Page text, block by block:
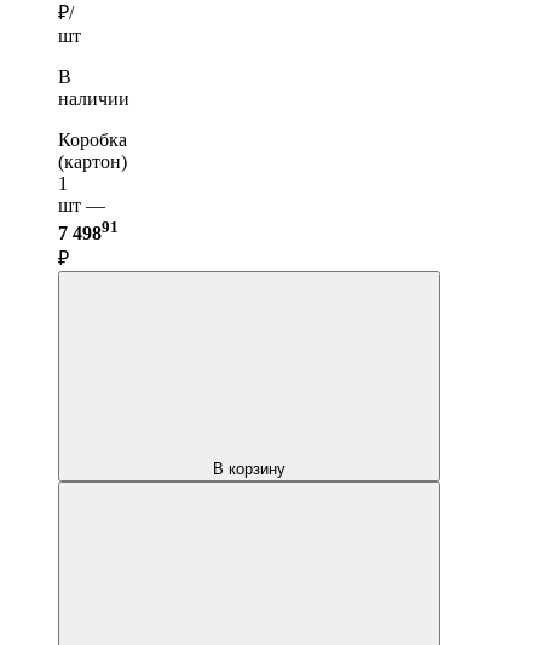
₽/
шт
В
наличии
Коробка
(картон)
1
шт —
7 49891
₽
В корзину